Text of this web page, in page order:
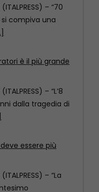
è il più grande
– “L’8
dalla tragedia di
essere più
– “La
di Marcinelle